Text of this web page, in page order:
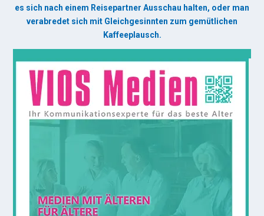
es sich nach einem Reisepartner Ausschau halten, oder man
verabredet sich mit Gleichgesinnten zum gemütlichen
Kaffeeplausch.